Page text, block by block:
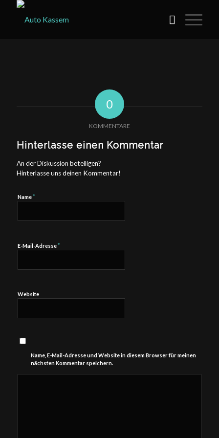
0
KOMMENTARE
Hinterlasse einen Kommentar
An der Diskussion beteiligen?
Hinterlasse uns deinen Kommentar!
Name*
E-Mail-Adresse*
Website
Name, E-Mail-Adresse und Website in diesem Browser für meinen
nächsten Kommentar speichern.